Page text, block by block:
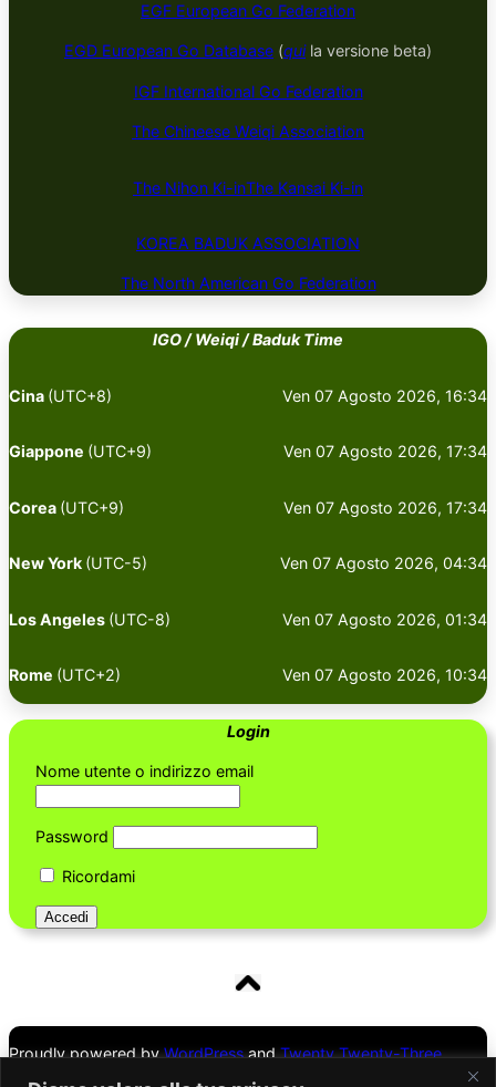
EGF European Go Federation
EGD European Go Database (quila versione beta)
IGF International Go Federation
The Chineese Weiqi Association
The Nihon Ki-inThe Kansai Ki-in
KOREA BADUK ​​​​ASSOCIATION
The North American Go Federation
IGO / Weiqi / Baduk Time
Cina (UTC+8) Ven 07 Agosto 2026, 16:34
Giappone (UTC+9) Ven 07 Agosto 2026, 17:34
Corea (UTC+9) Ven 07 Agosto 2026, 17:34
New York (UTC-5) Ven 07 Agosto 2026, 04:34
Los Angeles (UTC-8) Ven 07 Agosto 2026, 01:34
Rome (UTC+2) Ven 07 Agosto 2026, 10:34
Login
Nome utente o indirizzo email
Password
Ricordami
Proudly powered byWordPressandTwenty Twenty-Three
Theme